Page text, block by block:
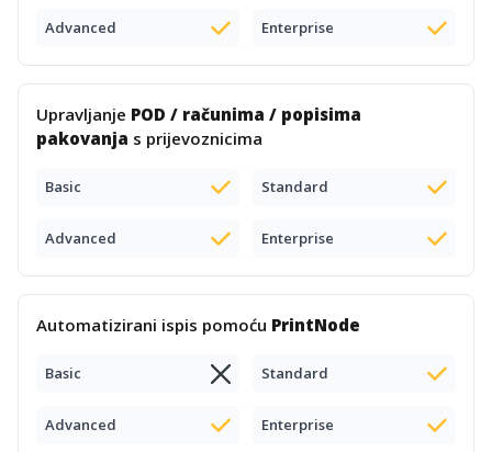
Advanced Enterprise
Upravljanje POD / računima / popisima
pakovanja s prijevoznicima
Basic Standard
Advanced Enterprise
Automatizirani ispis pomoću PrintNode
Basic Standard
Advanced Enterprise